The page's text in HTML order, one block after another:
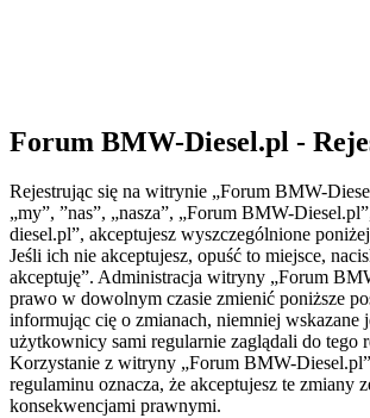
Forum BMW-Diesel.pl -
Rejestrując się na witrynie „Forum BMW-
„my”, ”nas”, „nasza”, „Forum BMW-
diesel.pl”, akceptujesz wyszczególnione
Jeśli ich nie akceptujesz, opuść to miejsce,
akceptuję”. Administracja witryny „Forum
prawo w dowolnym czasie zmienić poniższe
informując cię o zmianach, niemniej wskazane
użytkownicy sami regularnie zaglądali do tego
Korzystanie z witryny „Forum BMW-
regulaminu oznacza, że akceptujesz te zmiany
konsekwencjami prawnymi.